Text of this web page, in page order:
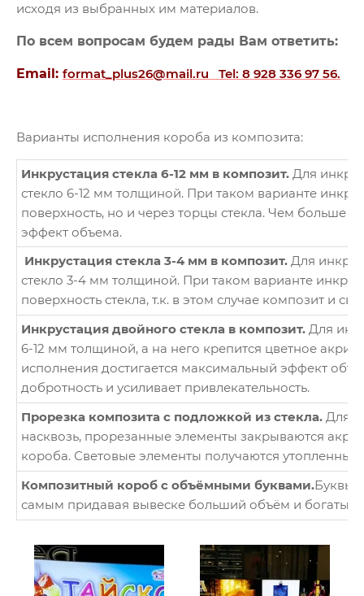
исходя из выбранных им материалов.
По всем вопросам будем рады Вам ответить:
Email: format_plus26@mail.ru Tel: 8 928 336 97 56.
Варианты исполнения короба из композита:
Инкрустация стекла 6-12 мм в композит. Для
стекло 6-12 мм толщиной. При таком варианте
поверхность, но и через торцы стекла. Чем больше
эффект объема.
Инкрустация стекла 3-4 мм в композит. Для
стекло 3-4 мм толщиной. При таком варианте
поверхность стекла, т.к. в этом случае композит и
Инкрустация двойного стекла в композит. Для
6-12 мм толщиной, а на него крепится цветное
исполнения достигается максимальный эффект
добротность и усиливает привлекательность.
Прорезка композита с подложкой из стекла. Для
насквозь, прорезанные элементы закрываются
короба. Световые элементы получаются
Композитный короб с объёмными буквами.Буквы
самым придавая вывеске больший объём и богатый